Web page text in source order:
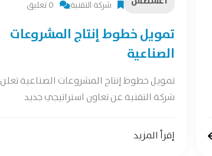
شركة التقنية 0 تعليق
تمويل خطوط إنتاج المشروعات
الصناعية
تمويل خطوط إنتاج المشروعات الصناعية تعلن
شركة التقنية عن تعاون استراتيجي جديد
إقرأ المزيد